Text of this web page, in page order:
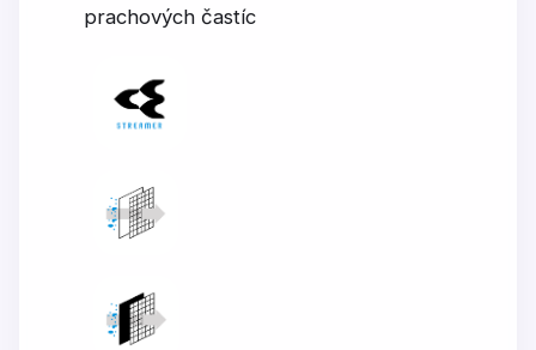
prachových častíc